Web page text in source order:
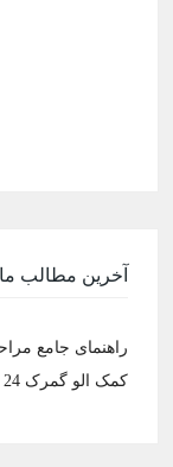
آخرین مطالب ما
راهنمای جامع
کمک الو گمرک 24